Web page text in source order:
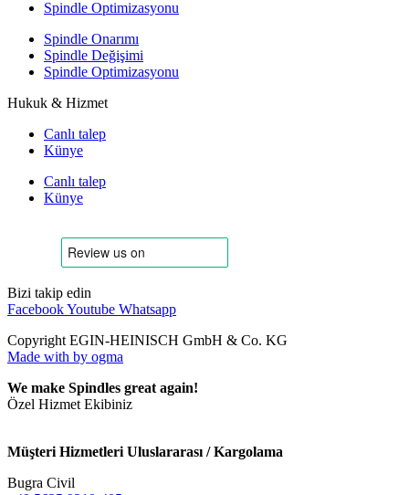
Spindle Optimizasyonu
Spindle Onarımı
Spindle Değişimi
Spindle Optimizasyonu
Hukuk & Hizmet
Canlı talep
Künye
Canlı talep
Künye
Bizi takip edin
FacebookYoutube Whatsapp
Copyright EGIN-HEINISCH GmbH & Co. KG
Made with by ogma
We make Spindles great again!
Özel Hizmet Ekibiniz
Müşteri Hizmetleri Uluslararası / Kargolama
Bugra Civil